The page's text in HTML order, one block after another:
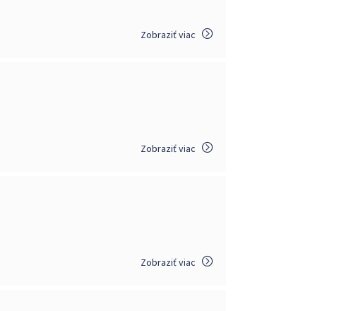
Zobraziť viac
Zobraziť viac
Zobraziť viac